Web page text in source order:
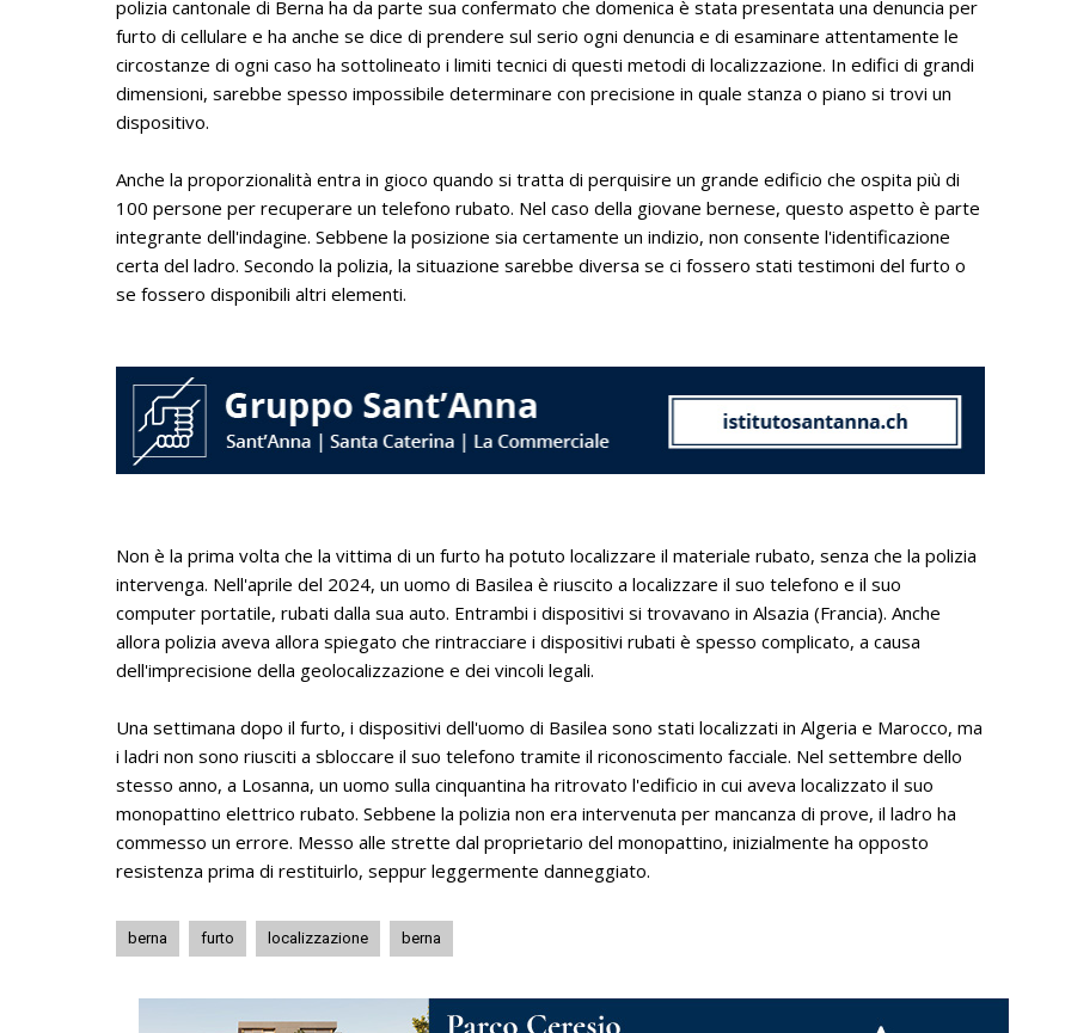
polizia cantonale di Berna ha da parte sua confermato che domenica è stata presentata una denuncia per
furto di cellulare e ha anche se dice di prendere sul serio ogni denuncia e di esaminare attentamente le
circostanze di ogni caso ha sottolineato i limiti tecnici di questi metodi di localizzazione. In edifici di grandi
dimensioni, sarebbe spesso impossibile determinare con precisione in quale stanza o piano si trovi un
dispositivo.
Anche la proporzionalità entra in gioco quando si tratta di perquisire un grande edificio che ospita più di
100 persone per recuperare un telefono rubato. Nel caso della giovane bernese, questo aspetto è parte
integrante dell'indagine. Sebbene la posizione sia certamente un indizio, non consente l'identificazione
certa del ladro. Secondo la polizia, la situazione sarebbe diversa se ci fossero stati testimoni del furto o
se fossero disponibili altri elementi.
Non è la prima volta che la vittima di un furto ha potuto localizzare il materiale rubato, senza che la polizia
intervenga. Nell'aprile del 2024, un uomo di Basilea è riuscito a localizzare il suo telefono e il suo
computer portatile, rubati dalla sua auto. Entrambi i dispositivi si trovavano in Alsazia (Francia). Anche
allora polizia aveva allora spiegato che rintracciare i dispositivi rubati è spesso complicato, a causa
dell'imprecisione della geolocalizzazione e dei vincoli legali.
Una settimana dopo il furto, i dispositivi dell'uomo di Basilea sono stati localizzati in Algeria e Marocco, ma
i ladri non sono riusciti a sbloccare il suo telefono tramite il riconoscimento facciale. Nel settembre dello
stesso anno, a Losanna, un uomo sulla cinquantina ha ritrovato l'edificio in cui aveva localizzato il suo
monopattino elettrico rubato. Sebbene la polizia non era intervenuta per mancanza di prove, il ladro ha
commesso un errore. Messo alle strette dal proprietario del monopattino, inizialmente ha opposto
resistenza prima di restituirlo, seppur leggermente danneggiato.
berna furto localizzazione berna